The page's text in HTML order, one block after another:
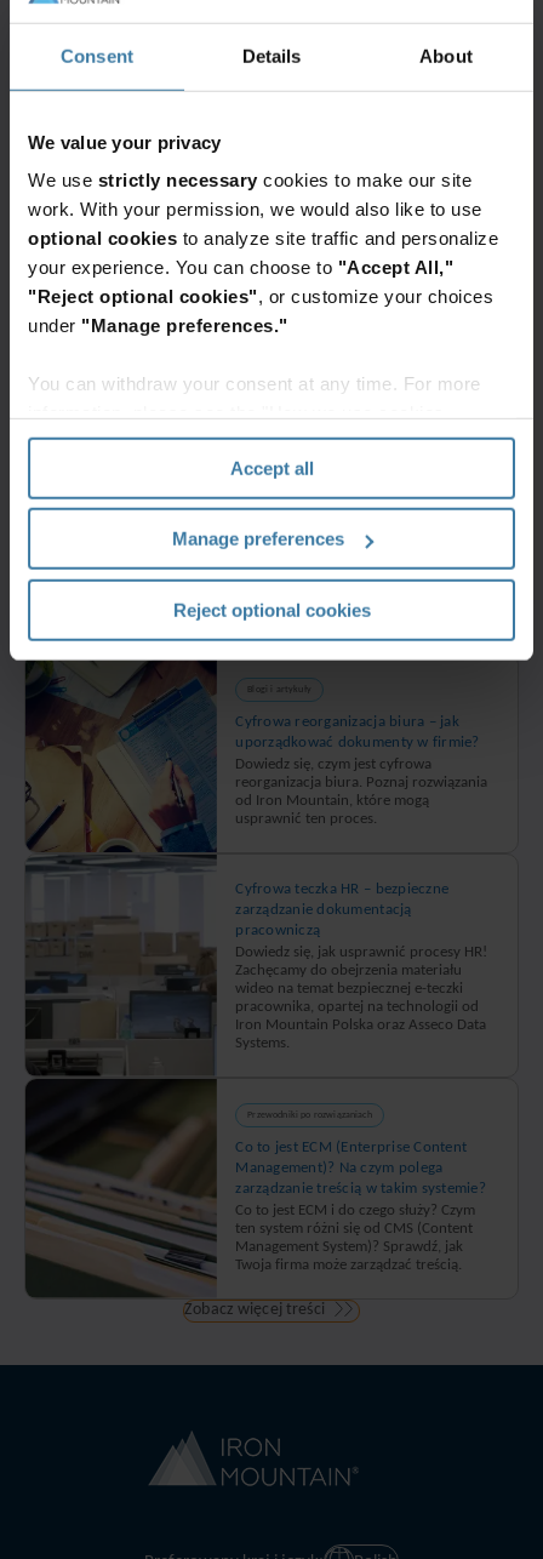
Consent Details About
We value your privacy
We use strictly necessary cookies to make our site
work. With your permission, we would also like to use
optional cookies to analyze site traffic and personalize
your experience. You can choose to "Accept All,"
"Reject optional cookies", or customize your choices
under "Manage preferences."
You can withdraw your consent at any time. For more
section" of ourPrivacy Policy.
Accept all
Manage preferences
Reject optional cookies
Elevate the power of your work
Uzyskaj BEZPŁATNĄ konsultację już dziś!
Pobierz treści
Powiązane treści
Blogi i artykuły
Cyfrowa reorganizacja biura – jak
uporządkować dokumenty w firmie?
Dowiedz się, czym jest cyfrowa
reorganizacja biura. Poznaj rozwiązania
od Iron Mountain, które mogą
usprawnić ten proces.
Cyfrowa teczka HR – bezpieczne
zarządzanie dokumentacją
pracowniczą
Dowiedz się, jak usprawnić procesy HR!
Zachęcamy do obejrzenia materiału
wideo na temat bezpiecznej e-teczki
pracownika, opartej na technologii od
Iron Mountain Polska oraz Asseco Data
Systems.
Przewodniki po rozwiązaniach
Co to jest ECM (Enterprise Content
Management)? Na czym polega
zarządzanie treścią w takim systemie?
Co to jest ECM i do czego służy? Czym
ten system różni się od CMS (Content
Management System)? Sprawdź, jak
Twoja firma może zarządzać treścią.
Zobacz więcej treści